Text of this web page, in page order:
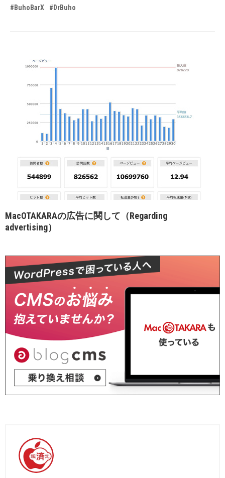
#BuhoBarX #DrBuho
MacOTAKARAの広告に関して（Regarding
advertising）